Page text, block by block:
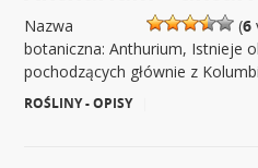
(6
Nazwa
botaniczna: Anthurium, Istnieje
pochodzących głównie z
ROŚLINY - OPISY